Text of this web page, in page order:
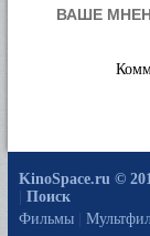
ВАШЕ
KinoSpace.ru ©
Поиск
Фильмы